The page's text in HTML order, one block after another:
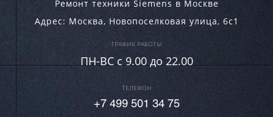
Ремонт техники Siemens в Москве
Адрес: Москва, Новопоселковая улица, 6с1
ГРАФИК РАБОТЫ
ПН-ВC c 9.00 до 22.00
ТЕЛЕФОН
+7 499 501 34 75